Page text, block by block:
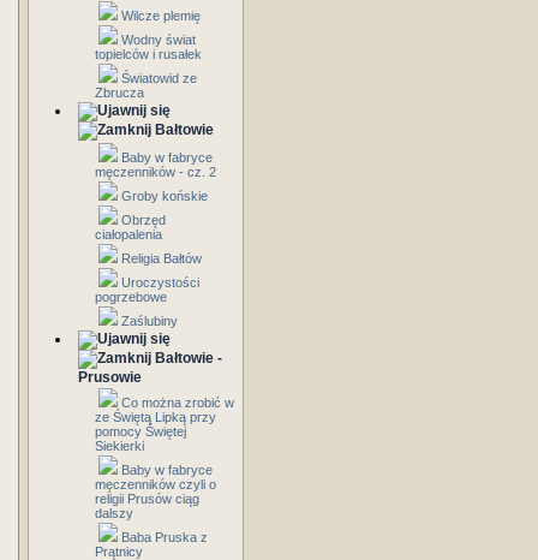
Wilcze plemię
Wodny świat
topielców i rusałek
Światowid ze
Zbrucza
Bałtowie
Baby w fabryce
męczenników - cz. 2
Groby końskie
Obrzęd
ciałopalenia
Religia Bałtów
Uroczystości
pogrzebowe
Zaślubiny
Bałtowie -
Prusowie
Co można zrobić w
ze Świętą Lipką przy
pomocy Świętej
Siekierki
Baby w fabryce
męczenników czyli o
religii Prusów ciąg
dalszy
Baba Pruska z
Prątnicy